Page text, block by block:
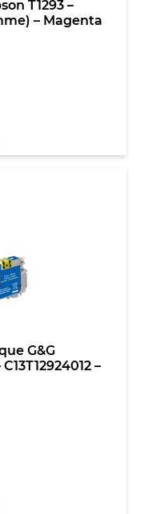
T1293 –
– Magenta
G&G
–